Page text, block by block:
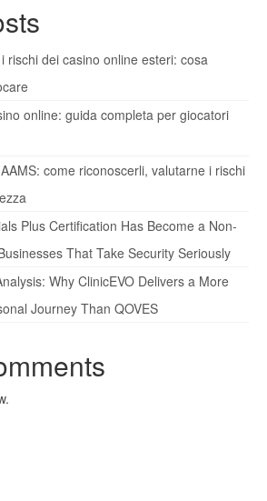
rischi dei casino online esteri: cosa
online: guida completa per giocatori
come riconoscerli, valutarne i rischi
Plus Certification Has Become a Non-
That Take Security Seriously
Why ClinicEVO Delivers a More
Journey Than QOVES